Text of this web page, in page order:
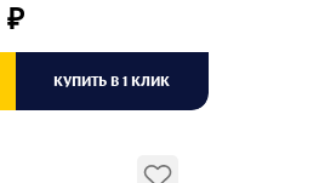
₽
КУПИТЬ В 1 КЛИК